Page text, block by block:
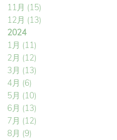
11月 (15)
12月 (13)
2024
1月 (11)
2月 (12)
3月 (13)
4月 (6)
5月 (10)
6月 (13)
7月 (12)
8月 (9)